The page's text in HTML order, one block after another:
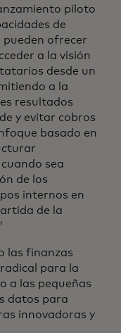
piloto
de
ofrecer
a la visión
desde un
a la
resultados
y evitar cobros
basado en
sea
de los
internos en
de la
las finanzas
para la
a las pequeñas
datos para
innovadoras y